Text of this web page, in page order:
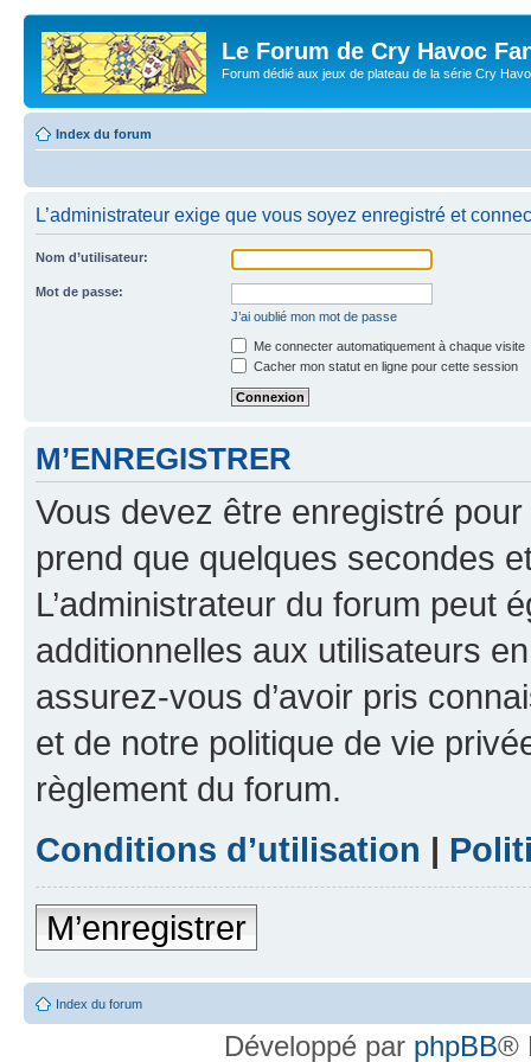
Le Forum de Cry Havoc
Forum dédié aux jeux de plateau de la série Cry
Index du forum
L’administrateur exige que vous soyez enregistré et
Nom d’utilisateur:
Mot de passe:
J’ai oublié mon mot de passe
Me connecter automatiquement à chaque visite
Cacher mon statut en ligne pour cette session
M’ENREGISTRER
Vous devez être enregistré
prend que quelques secondes
L’administrateur du forum peut
additionnelles aux utilisateurs
assurez-vous d’avoir pris
et de notre politique de vie
règlement du forum.
Conditions d’utilisation |
M’enregistrer
Index du forum
Développé par phpBB®